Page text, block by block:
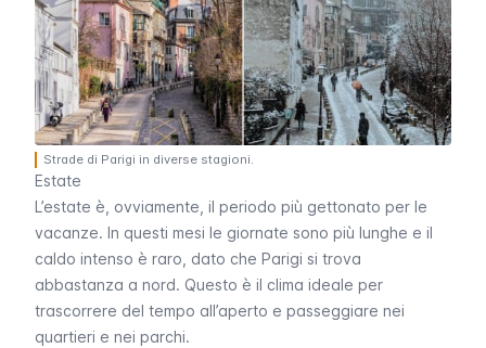
Strade di Parigi in diverse stagioni.
Estate
L’estate è, ovviamente, il periodo più gettonato per le
vacanze. In questi mesi le giornate sono più lunghe e il
caldo intenso è raro, dato che Parigi si trova
abbastanza a nord. Questo è il clima ideale per
trascorrere del tempo all’aperto e passeggiare nei
quartieri e nei parchi.